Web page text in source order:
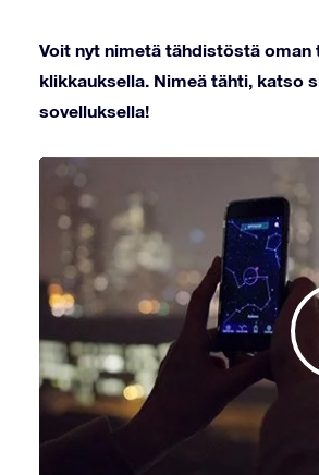
Voit nyt nimetä tähdistöstä oman
klikkauksella. Nimeä tähti, katso
sovelluksella!